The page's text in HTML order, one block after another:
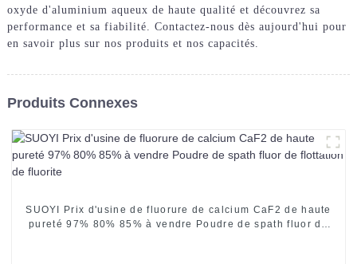
oxyde d'aluminium aqueux de haute qualité et découvrez sa
performance et sa fiabilité. Contactez-nous dès aujourd'hui pour
en savoir plus sur nos produits et nos capacités.
Produits Connexes
SUOYI Prix d'usine de fluorure de calcium CaF2 de haute
pureté 97% 80% 85% à vendre Poudre de spath fluor de